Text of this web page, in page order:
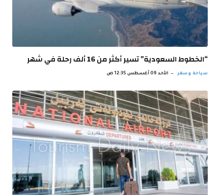
“الخطوط السعودية” تسير أكثر من 16 ألف رحلة في شهر
سياحة وسفر الأحد 09 أغسطس 12:35 ص